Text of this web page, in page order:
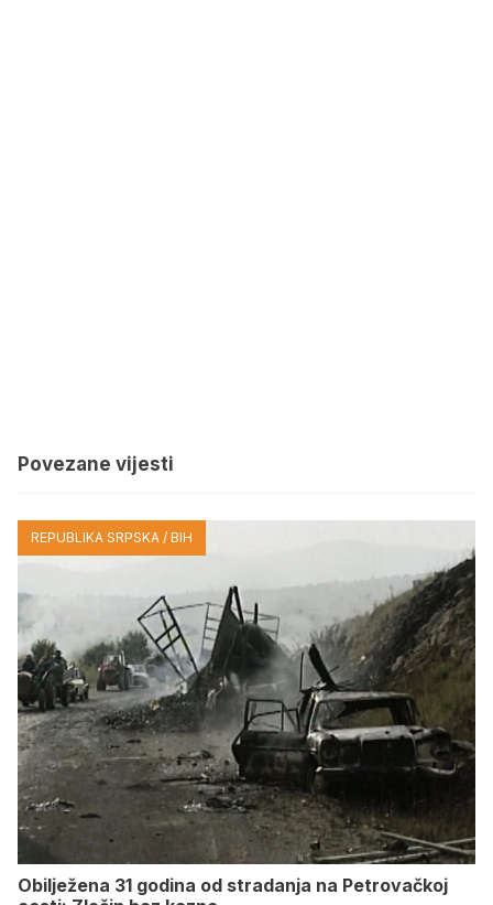
Povezane vijesti
REPUBLIKA SRPSKA / BIH
Obilježena 31 godina od stradanja na Petrovačkoj